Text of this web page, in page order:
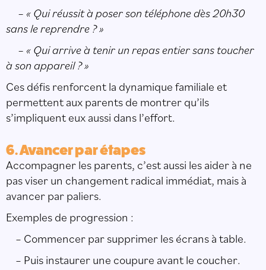
– « Qui réussit à poser son téléphone dès 20h30
sans le reprendre ? »
– « Qui arrive à tenir un repas entier sans toucher
à son appareil ? »
Ces défis renforcent la dynamique familiale et
permettent aux parents de montrer qu’ils
s’impliquent eux aussi dans l’effort.
6. Avancer par étapes
Accompagner les parents, c’est aussi les aider à ne
pas viser un changement radical immédiat, mais à
avancer par paliers.
Exemples de progression :
– Commencer par supprimer les écrans à table.
– Puis instaurer une coupure avant le coucher.